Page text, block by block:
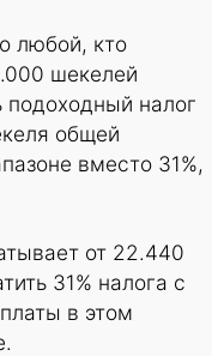
любой, кто
шекелей
подоходный налог
общей
вместо 31%,
от 22.440
31% налога с
в этом